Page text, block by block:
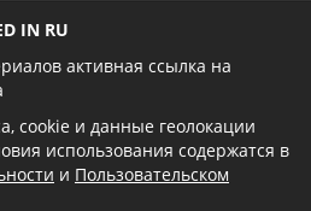
IN RU
активная ссылка на
cookie и данные геолокации
использования содержатся в
и Пользовательском